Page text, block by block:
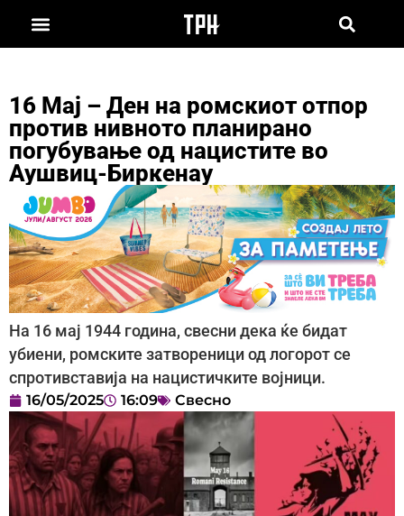
16 Мај – Ден на ромскиот отпор
против нивното планирано
погубување од нацистите во
Аушвиц-Биркенау
На 16 мај 1944 година, свесни дека ќе бидат
убиени, ромските затвореници од логорот се
спротивставија на нацистичките војници.
16/05/2025 16:09 Свесно